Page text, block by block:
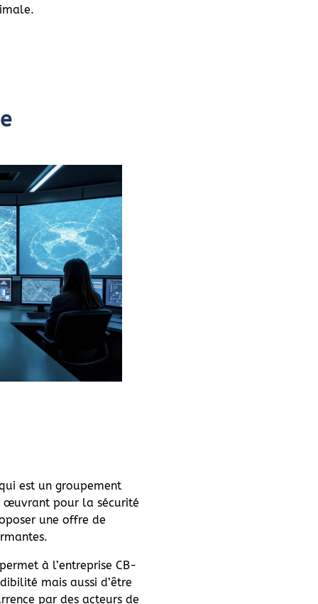
est un groupement
œuvrant pour la sécurité
une offre de
à l’entreprise CB-
mais aussi d’être
par des acteurs de